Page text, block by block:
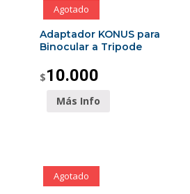
Agotado
Adaptador KONUS para
Binocular a Tripode
$10.000
Más Info
Agotado